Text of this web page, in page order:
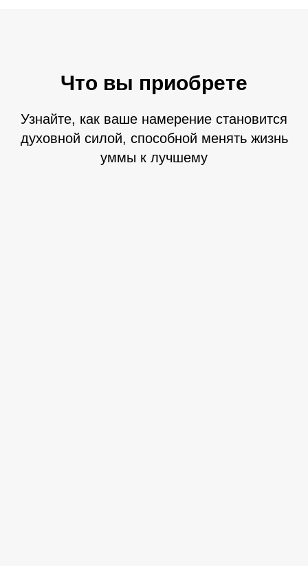
Что вы приобрете
Узнайте, как ваше намерение становится
духовной силой, способной менять жизнь
уммы к лучшему